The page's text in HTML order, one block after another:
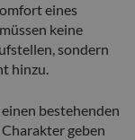
eines
keine
sondern
hinzu.
bestehenden
geben